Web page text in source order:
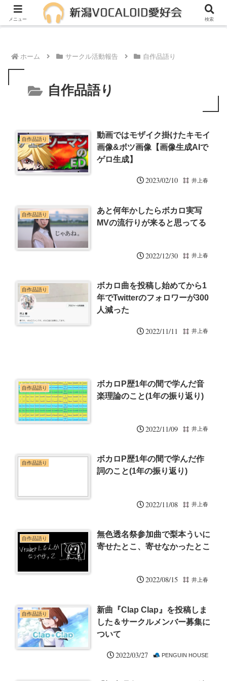
メンバー募集中！一緒に活動しませんか？
ホーム サークル活動報告 自作品語り
自作品語り
自作品語り
動画ではモザイク掛けたキモイ
画像&ボツ画像【画像生成AIで
ゲロ生成】
2023/02/10 井上春
自作品語り
あと何年かしたらボカロ実写
MVの流行りが来ると思ってる
2022/12/30 井上春
自作品語り
ボカロ曲を投稿し始めてから1
年でTwitterのフォロワーが300
人減った
2022/11/11 井上春
自作品語り
ボカロP歴1年の間で学んだ音
楽理論のこと(1年の振り返り)
2022/11/09 井上春
自作品語り
ボカロP歴1年の間で学んだ作
詞のこと(1年の振り返り)
2022/11/08 井上春
自作品語り
無色透名祭参加曲で梨本ういに
寄せたとこ、寄せなかったとこ
2022/08/15 井上春
自作品語り
新曲『Clap Clap』を投稿しま
した＆サークルメンバー募集に
ついて
2022/03/27 PENGUIN HOUSE
メニュー 検索